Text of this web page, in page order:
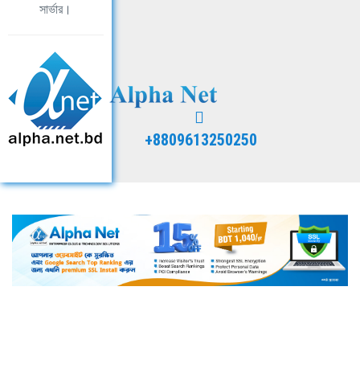
সার্ভার।
+8809613250250